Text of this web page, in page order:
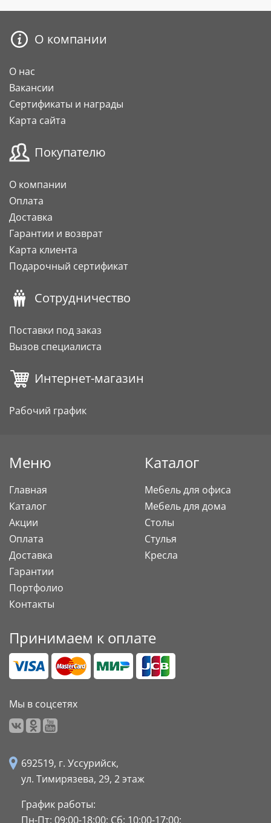
О компании
О нас
Вакансии
Сертификаты и награды
Карта сайта
Покупателю
О компании
Оплата
Доставка
Гарантии и возврат
Карта клиента
Подарочный сертификат
Сотрудничество
Поставки под заказ
Вызов специалиста
Интернет-магазин
Рабочий график
Меню
Главная
Каталог
Акции
Оплата
Доставка
Гарантии
Портфолио
Контакты
Каталог
Мебель для офиса
Мебель для дома
Столы
Стулья
Кресла
Принимаем к оплате
Мы в соцсетях
692519, г. Уссурийск,
ул. Тимирязева, 29, 2 этаж
График работы:
Пн-Пт: 09:00-18:00; Сб: 10:00-17:00;